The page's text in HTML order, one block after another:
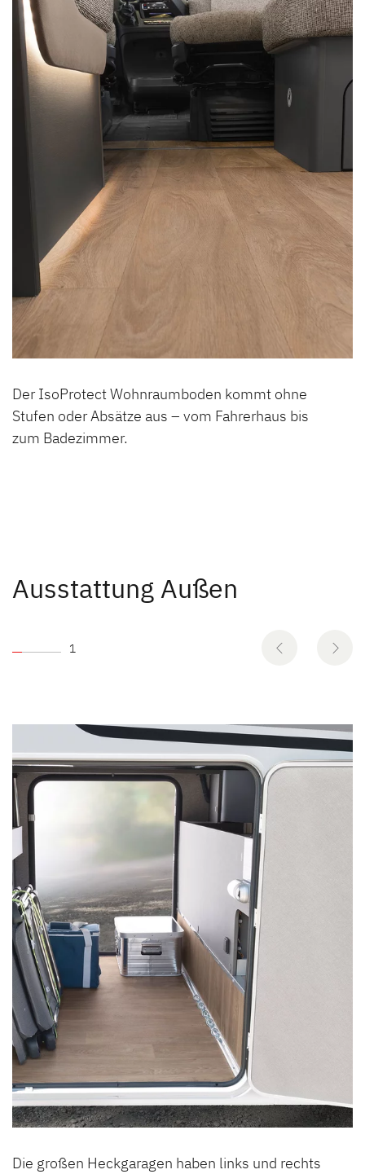
Der IsoProtect Wohnraumboden kommt ohne
Stufen oder Absätze aus – vom Fahrerhaus bis
zum Badezimmer.
Ausstattung Außen
1
Die großen Heckgaragen haben links und rechts